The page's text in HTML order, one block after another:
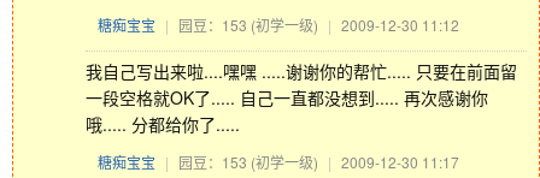
糖痴宝宝 | 园豆：153 (初学一级) | 2009-12-30 11:12
我自己写出来啦....嘿嘿 .....谢谢你的帮忙..... 只要在前面留
一段空格就OK了..... 自己一直都没想到..... 再次感谢你
哦..... 分都给你了.....
糖痴宝宝 | 园豆：153 (初学一级) | 2009-12-30 11:17